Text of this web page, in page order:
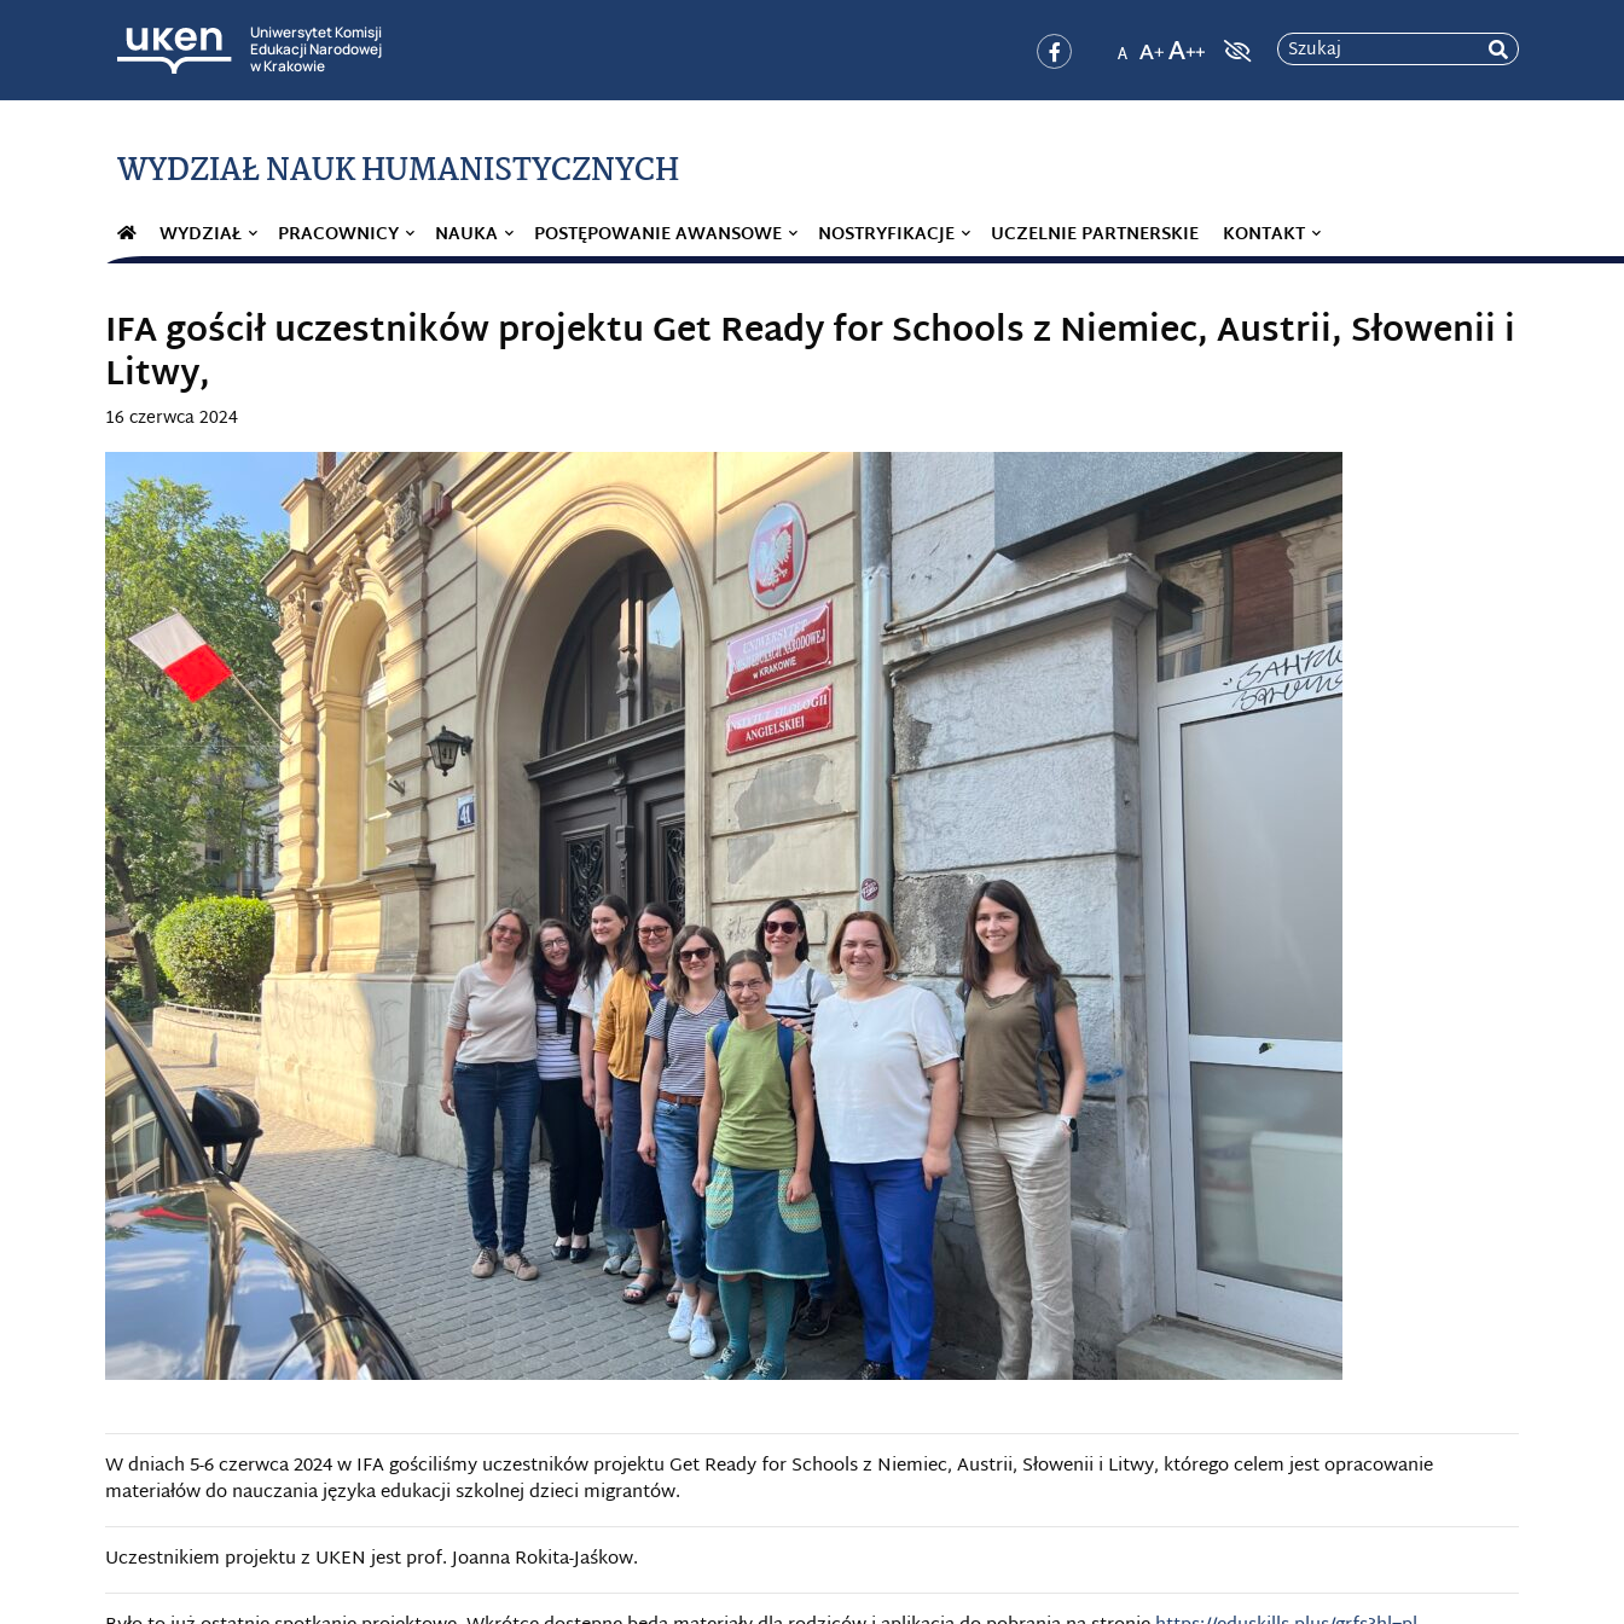
Uniwersytet Komisji
Edukacji Narodowej
w Krakowie
Szukaj
WYDZIAŁ NAUK HUMANISTYCZNYCH
WYDZIAŁ PRACOWNICY NAUKA POSTĘPOWANIE AWANSOWE NOSTRYFIKACJE UCZELNIE PARTNERSKIE KONTAKT
IFA gościł uczestników projektu Get Ready for Schools z Niemiec, Austrii, Słowenii i
Litwy,
16 czerwca 2024
W dniach 5-6 czerwca 2024 w IFA gościliśmy uczestników projektu Get Ready for Schools z Niemiec, Austrii, Słowenii i Litwy, którego celem jest opracowanie
materiałów do nauczania języka edukacji szkolnej dzieci migrantów.
Uczestnikiem projektu z UKEN jest prof. Joanna Rokita-Jaśkow.